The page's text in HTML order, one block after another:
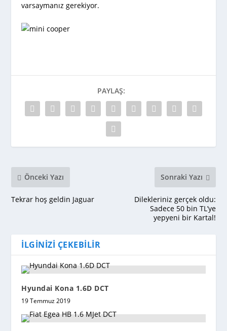
varsaymanız gerekiyor.
PAYLAŞ:
Önceki Yazı
Tekrar hoş geldin Jaguar
Sonraki Yazı
Dilekleriniz gerçek oldu:
Sadece 50 bin TL’ye
yepyeni bir Kartal!
İLGINIZI ÇEKEBILIR
Hyundai Kona 1.6D DCT
19 Temmuz 2019